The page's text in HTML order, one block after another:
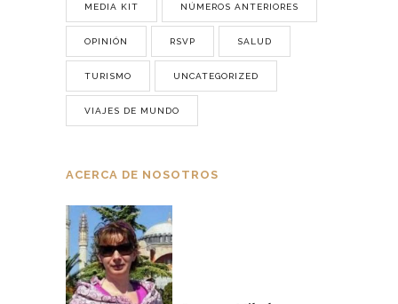
MEDIA KIT NÚMEROS ANTERIORES
OPINIÓN RSVP SALUD
TURISMO UNCATEGORIZED
VIAJES DE MUNDO
ACERCA DE NOSOTROS